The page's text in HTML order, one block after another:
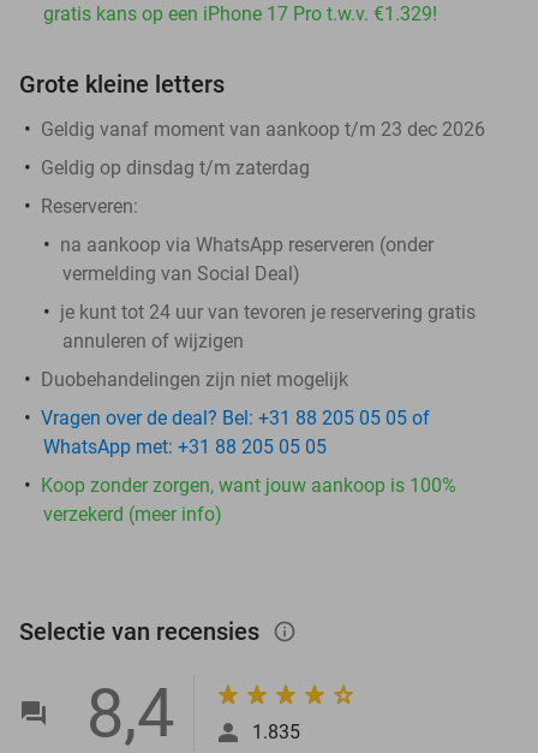
gratis kans op een iPhone 17 Pro t.w.v. €1.329!
Grote kleine letters
Geldig vanaf moment van aankoop t/m 23 dec 2026
Geldig op dinsdag t/m zaterdag
Reserveren:
na aankoop via WhatsApp reserveren (onder
vermelding van Social Deal)
je kunt tot 24 uur van tevoren je reservering gratis
annuleren of wijzigen
Duobehandelingen zijn niet mogelijk
Vragen over de deal? Bel: +31 88 205 05 05 of
WhatsApp met: +31 88 205 05 05
Koop zonder zorgen, want jouw aankoop is 100%
verzekerd (meer info)
Selectie van recensies info_outlined
8,4 1.835